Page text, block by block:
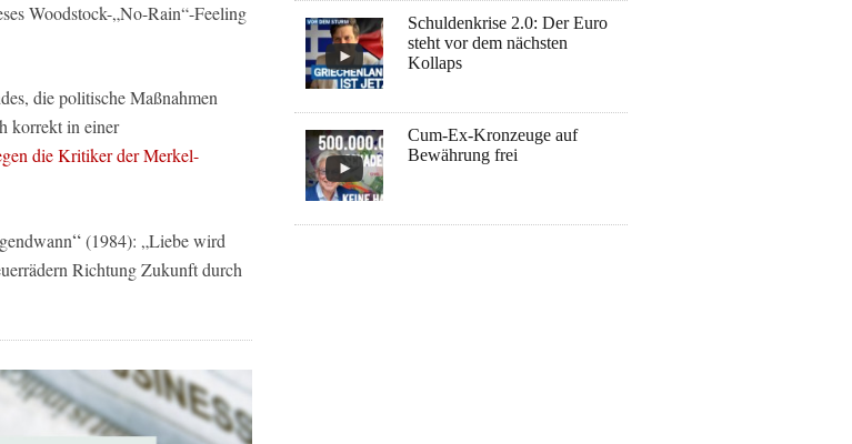
Woodstock-„No-Rain“-Feeling
die politische Maßnahmen
korrekt in einer
die Kritiker der Merkel-
“(1984): „Liebe wird
Richtung Zukunft durch
Schuldenkrise 2.0: Der Euro
steht vor dem nächsten
Kollaps
Cum-Ex-Kronzeuge auf
Bewährung frei